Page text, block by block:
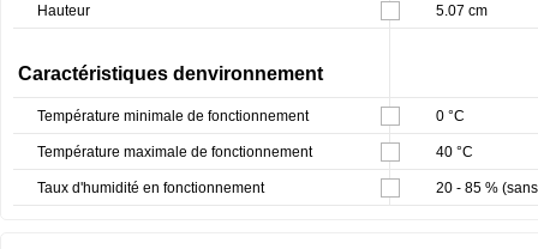
Hauteur 5.07 cm
Caractéristiques denvironnement
Température minimale de fonctionnement 0 °C
Température maximale de fonctionnement 40 °C
Taux d'humidité en fonctionnement 20 - 85 %